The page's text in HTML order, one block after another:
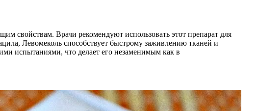
свойствам. Врачи рекомендуют использовать этот препарат для
Левомеколь способствует быстрому заживлению тканей и
испытаниями, что делает его незаменимым как в